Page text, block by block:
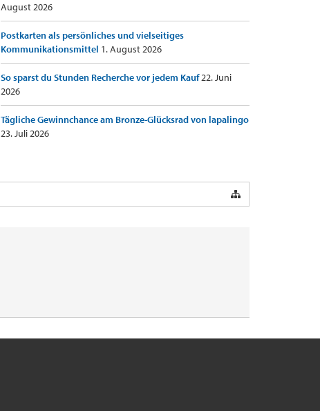
August 2026
Postkarten als persönliches und vielseitiges
Kommunikationsmittel 1. August 2026
So sparst du Stunden Recherche vor jedem Kauf22. Juni
2026
Tägliche Gewinnchance am Bronze-Glücksrad von lapalingo
23. Juli 2026